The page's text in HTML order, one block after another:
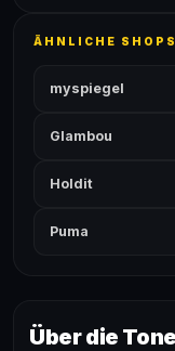
ÄHNLICHE SHOPS
myspiegel
Glambou
Holdit
Puma
Über die